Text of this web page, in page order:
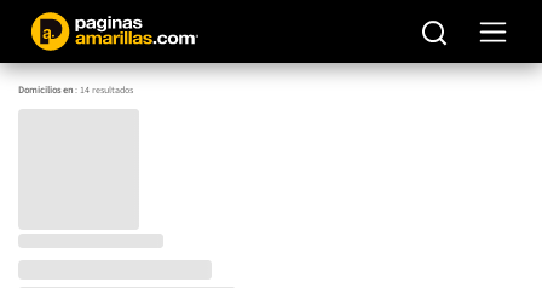
Domicilios en:14resultados